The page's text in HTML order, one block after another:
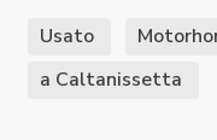
Usato
a Caltanissetta